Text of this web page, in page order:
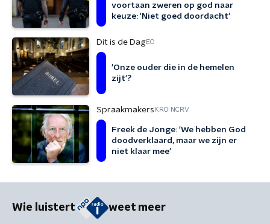
voortaan zweren op god naar
keuze: 'Niet goed doordacht'
Dit is de DagEO
'Onze ouder die in de hemelen
zijt'?
Spraakmakers KRO-NCRV
Freek de Jonge: 'We hebben God
doodverklaard, maar we zijn er
niet klaar mee'
Wie luistert weet meer